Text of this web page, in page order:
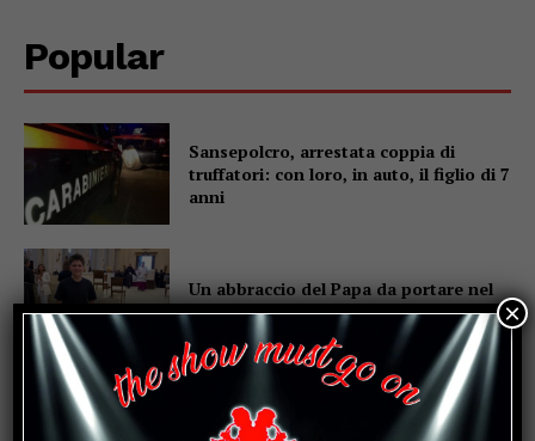
Popular
Sansepolcro, arrestata coppia di
truffatori: con loro, in auto, il figlio di 7
anni
Un abbraccio del Papa da portare nel
cuore per tutta la vita
Due anziani, un finto poliziotto e un
×